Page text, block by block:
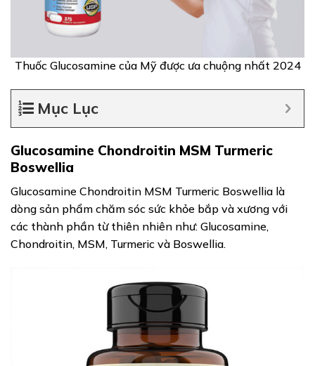
Thuốc Glucosamine của Mỹ được ưa chuộng nhất 2024
Mục Lục
Glucosamine Chondroitin MSM Turmeric
Boswellia
Glucosamine Chondroitin MSM Turmeric Boswellia là
dòng sản phẩm chăm sóc sức khỏe bắp và xương với
các thành phần từ thiên nhiên như: Glucosamine,
Chondroitin, MSM, Turmeric và Boswellia.